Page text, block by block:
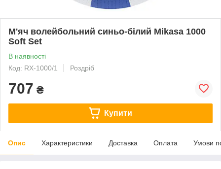
М'яч волейбольний синьо-білий Mikasa 1000
Soft Set
В наявності
Код: RX-1000/1
Роздріб
707 ₴
Купити
Опис Характеристики Доставка Оплата Умови